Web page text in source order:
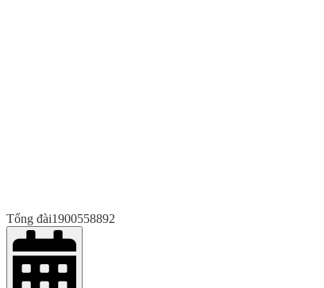
Tổng đài1900558892